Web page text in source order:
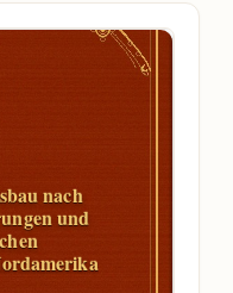
nach
und